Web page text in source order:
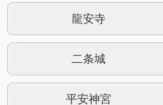
龍安寺
二条城
平安神宮